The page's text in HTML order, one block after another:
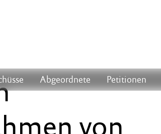
Abgeordnete Petitionen
von